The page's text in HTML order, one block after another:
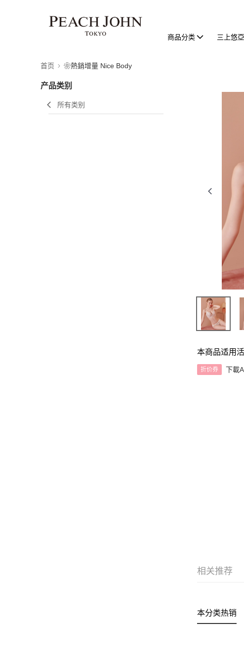
商品分类 三上悠
首页 ❀熱銷增量 Nice Body
产品类别
所有类别
本商品适用
折价券 下載
相关推荐
本分类热销